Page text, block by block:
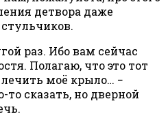
детвора даже
раз. Ибо вам сейчас
Полагаю, что это тот
моё крыло… −
то сказать, но дверной